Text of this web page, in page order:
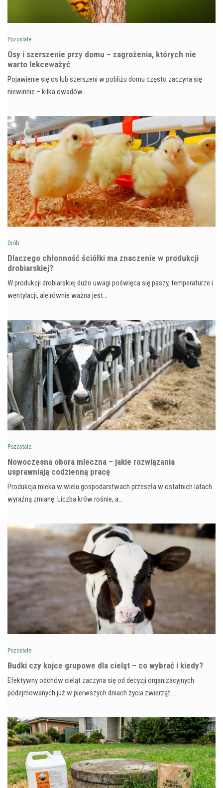
Pozostałe
Osy i szerszenie przy domu – zagrożenia, których nie
warto lekceważyć
Pojawienie się os lub szerszeni w pobliżu domu często zaczyna się
niewinnie – kilka owadów…
Drób
Dlaczego chłonność ściółki ma znaczenie w produkcji
drobiarskiej?
W produkcji drobiarskiej dużo uwagi poświęca się paszy, temperaturze i
wentylacji, ale równie ważna jest…
Pozostałe
Nowoczesna obora mleczna – jakie rozwiązania
usprawniają codzienną pracę
Produkcja mleka w wielu gospodarstwach przeszła w ostatnich latach
wyraźną zmianę. Liczba krów rośnie, a…
Pozostałe
Budki czy kojce grupowe dla cieląt – co wybrać i kiedy?
Efektywny odchów cieląt zaczyna się od decyzji organizacyjnych
podejmowanych już w pierwszych dniach życia zwierząt.…